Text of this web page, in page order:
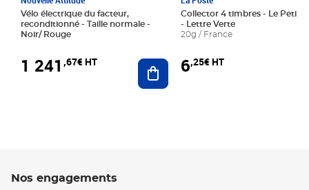
Vélo électrique du facteur,
reconditionné - Taille normale -
Noir/ Rouge
1 241 ,67€ HT Ajouter au panier
Collector 4 timbres - Le Petit
- Lettre Verte
20g / France
6,25€ HT
Nos engagements